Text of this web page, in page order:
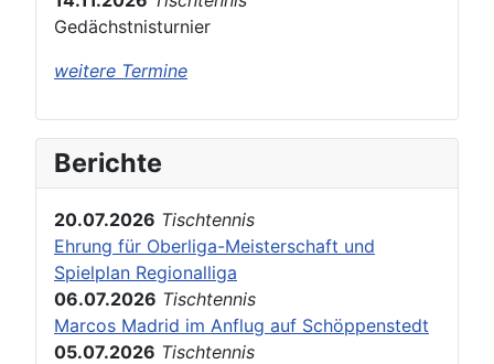
Gedächstnisturnier
weitere Termine
Berichte
20.07.2026 Tischtennis
Ehrung für Oberliga-Meisterschaft und
Spielplan Regionalliga
06.07.2026 Tischtennis
Marcos Madrid im Anflug auf Schöppenstedt
05.07.2026 Tischtennis